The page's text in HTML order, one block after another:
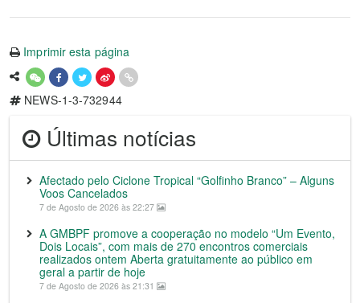
Imprimir esta página
NEWS-1-3-732944
Últimas notícias
Afectado pelo Ciclone Tropical “Golfinho Branco” – Alguns
Voos Cancelados
7 de Agosto de 2026 às 22:27
A GMBPF promove a cooperação no modelo “Um Evento,
Dois Locais”, com mais de 270 encontros comerciais
realizados ontem Aberta gratuitamente ao público em
geral a partir de hoje
7 de Agosto de 2026 às 21:31